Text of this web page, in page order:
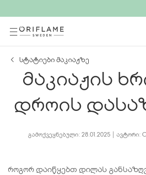
სტატიები მაკიაჟზე
მაკიაჟის
დროის
ᲒᲐᲛᲝᲥᲕᲔᲧᲜᲔᲑᲣᲚᲘ: 28.01.2025 | ᲐᲕᲢᲝᲠᲘ:
როგორ დაიწყებთ დილას